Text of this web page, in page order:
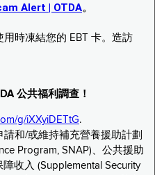
Alert | OTDA。
時凍結您的 EBT 卡。造訪
公共福利調查！
g/iXXyiDETtG.
和/或維持補充營養援助計劃
Program, SNAP)、公共援助
收入 (Supplemental Security